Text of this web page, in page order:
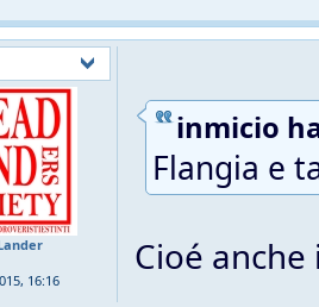
16:16
inmicio
Flangia e
Cioé